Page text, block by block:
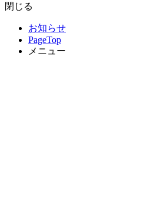
閉じる
お知らせ
PageTop
メニュー